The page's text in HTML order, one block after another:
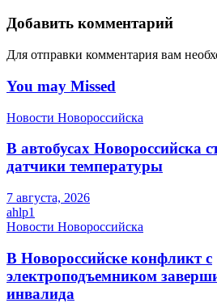
Добавить комментарий
Для отправки комментария вам
You may Missed
Новости Новороссийска
В автобусах Новороссийска
датчики температуры
7 августа, 2026
ahlp1
Новости Новороссийска
В Новороссийске конфликт с
электроподъемником
инвалида